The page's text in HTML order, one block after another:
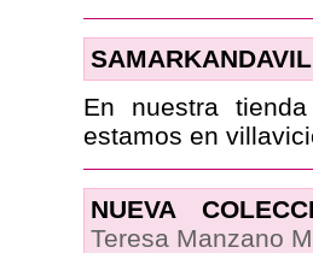
En nuestra
estamos en
NUEVA
Teresa Manzano